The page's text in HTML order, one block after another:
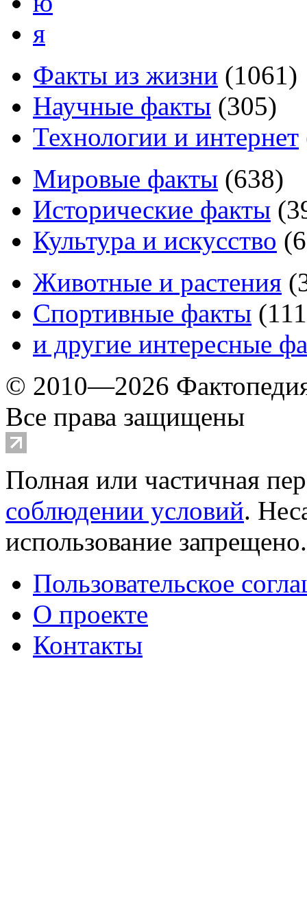
я
Факты из жизни (1061)
Научные факты (305)
Технологии и интернет
Мировые факты (638)
Исторические факты (
Культура и искусство (
Животные и растения (
Спортивные факты (111
и другие интересные
© 2010—2026
Все права защищены
Полная или частичная
соблюдении условий.
использование
Пользовательское
О проекте
Контакты